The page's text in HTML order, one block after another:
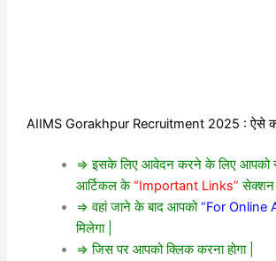
AIIMS Gorakhpur Recruitment 2025 : ऐसे
=> इसके लिए आवेदन करने के लिए आपको
आर्टिकल के“Important Links” सेक्शन
=> वहां जाने के बाद आपको“For Online
मिलेगा |
=> जिस पर आपको क्लिक करना होगा |